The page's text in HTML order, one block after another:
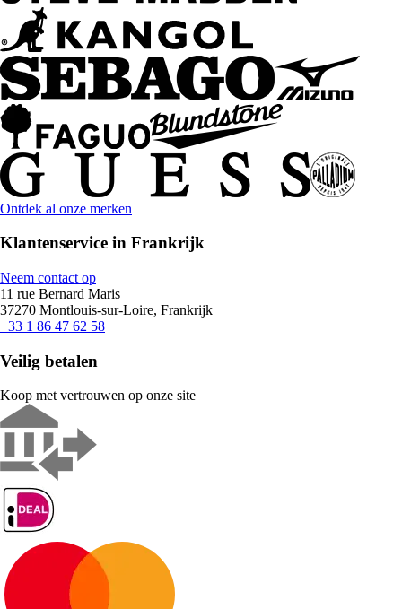
Ontdek al onze merken
Klantenservice in Frankrijk
Neem contact op
11 rue Bernard Maris
37270 Montlouis-sur-Loire, Frankrijk
+33 1 86 47 62 58
Veilig betalen
Koop met vertrouwen op onze site